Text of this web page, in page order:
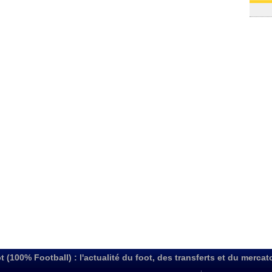
(100% Football) : l'actualité du foot, des transferts et du